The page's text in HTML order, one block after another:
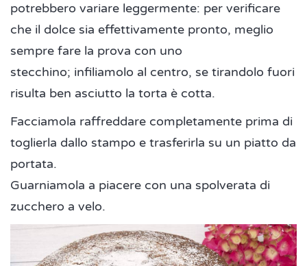
potrebbero variare leggermente: per verificare
che il dolce sia effettivamente pronto, meglio
sempre fare la prova con uno
stecchino; infiliamolo al centro, se tirandolo fuori
risulta ben asciutto la torta è cotta.
Facciamola raffreddare completamente prima di
toglierla dallo stampo e trasferirla su un piatto da
portata.
Guarniamola a piacere con una spolverata di
zucchero a velo.